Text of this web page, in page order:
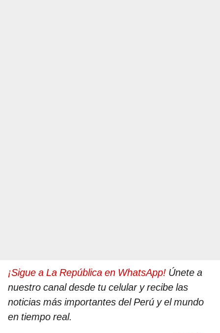
¡Sigue a La República en WhatsApp! Únete a
nuestro canal desde tu celular y recibe las
noticias más importantes del Perú y el mundo
en tiempo real.